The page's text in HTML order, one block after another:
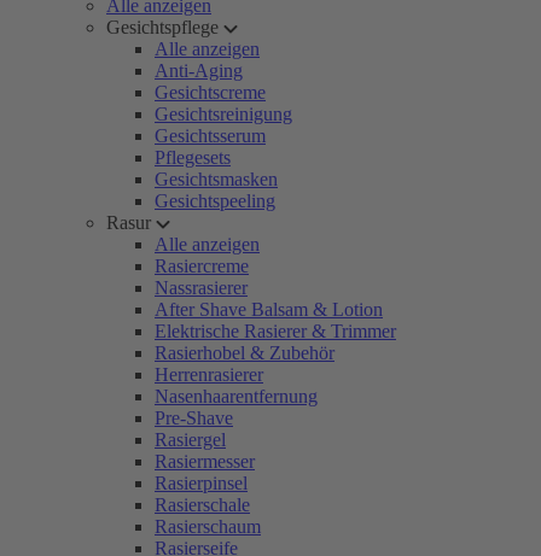
Alle anzeigen
Gesichtspflege
Alle anzeigen
Anti-Aging
Gesichtscreme
Gesichtsreinigung
Gesichtsserum
Pflegesets
Gesichtsmasken
Gesichtspeeling
Rasur
Alle anzeigen
Rasiercreme
Nassrasierer
After Shave Balsam & Lotion
Elektrische Rasierer & Trimmer
Rasierhobel & Zubehör
Herrenrasierer
Nasenhaarentfernung
Pre-Shave
Rasiergel
Rasiermesser
Rasierpinsel
Rasierschale
Rasierschaum
Rasierseife